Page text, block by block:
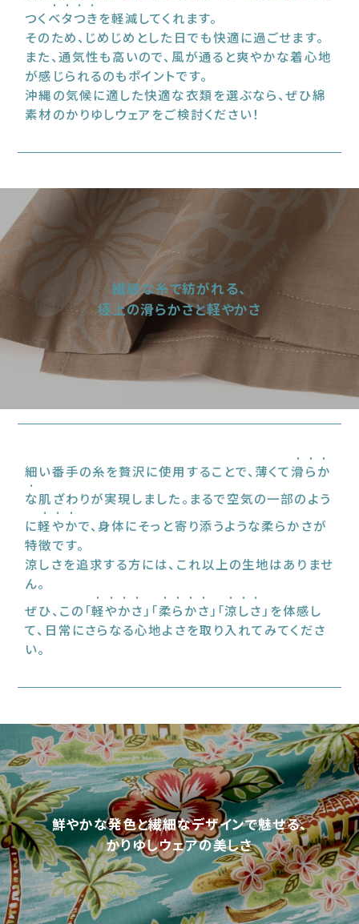
つく ベタつきを軽減してくれます。
そのため、じめじめとした日でも快適に過ごせます。
また、通気性も高いので、風が通ると爽やかな着心地
が感じられるのもポイントです。
沖縄の気候に適した快適な衣類を選ぶなら、ぜひ綿
素材のかりゆしウェアをご検討ください！
繊細な糸で紡がれる、
極上の滑らかさと軽やかさ
細い番手の糸を贅沢に使用することで、薄くて滑らか
な肌ざわりが実現しました。まるで空気の一部のよう
に軽やかで、身体にそっと寄り添うような柔らかさが
特徴です。
涼しさを追求する方には、これ以上の生地はありませ
ん。
ぜひ、この「軽やかさ 」「柔らかさ 」「涼しさ 」を体感し
て、日常にさらなる心地よさを取り入れてみてくださ
い。
鮮やかな発色と繊細なデザインで魅せる、
かりゆしウェアの美しさ